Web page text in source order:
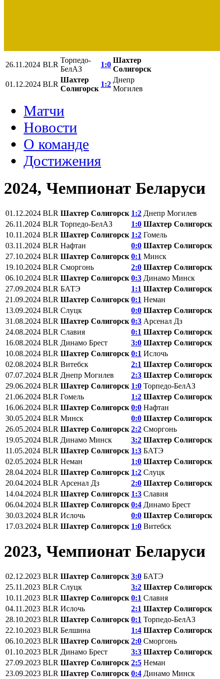
26.11.2024 BLR
Торпедо-
БелАЗ
1:0
Шахтер
Солигорск
01.12.2024 BLR
Шахтер
Солигорск
1:2
Днепр
Могилев
Матчи
Новости
О команде
Достижения
2024, Чемпионат Беларуси
01.12.2024 BLR Шахтер Солигорск 1:2 Днепр Могилев
26.11.2024 BLR Торпедо-БелАЗ 1:0 Шахтер Солигорск
10.11.2024 BLR Шахтер Солигорск 1:2 Гомель
03.11.2024 BLR Нафтан 0:0 Шахтер Солигорск
27.10.2024 BLR Шахтер Солигорск 0:1 Минск
19.10.2024 BLR Сморгонь 2:0 Шахтер Солигорск
06.10.2024 BLR Шахтер Солигорск 0:3 Динамо Минск
27.09.2024 BLR БАТЭ 1:1 Шахтер Солигорск
21.09.2024 BLR Шахтер Солигорск 0:1 Неман
13.09.2024 BLR Слуцк 0:0 Шахтер Солигорск
31.08.2024 BLR Шахтер Солигорск 0:3 Арсенал Дз
24.08.2024 BLR Славия 0:1 Шахтер Солигорск
16.08.2024 BLR Динамо Брест 3:0 Шахтер Солигорск
10.08.2024 BLR Шахтер Солигорск 0:1 Ислочь
02.08.2024 BLR Витебск 2:1 Шахтер Солигорск
07.07.2024 BLR Днепр Могилев 2:3 Шахтер Солигорск
29.06.2024 BLR Шахтер Солигорск 1:0 Торпедо-БелАЗ
21.06.2024 BLR Гомель 1:2 Шахтер Солигорск
16.06.2024 BLR Шахтер Солигорск 0:0 Нафтан
30.05.2024 BLR Минск 0:0 Шахтер Солигорск
26.05.2024 BLR Шахтер Солигорск 2:2 Сморгонь
19.05.2024 BLR Динамо Минск 3:2 Шахтер Солигорск
11.05.2024 BLR Шахтер Солигорск 1:3 БАТЭ
02.05.2024 BLR Неман 1:0 Шахтер Солигорск
28.04.2024 BLR Шахтер Солигорск 1:2 Слуцк
20.04.2024 BLR Арсенал Дз 2:0 Шахтер Солигорск
14.04.2024 BLR Шахтер Солигорск 1:3 Славия
06.04.2024 BLR Шахтер Солигорск 0:4 Динамо Брест
30.03.2024 BLR Ислочь 0:0 Шахтер Солигорск
17.03.2024 BLR Шахтер Солигорск 1:0 Витебск
2023, Чемпионат Беларуси
02.12.2023 BLR Шахтер Солигорск 3:0 БАТЭ
25.11.2023 BLR Слуцк 3:2 Шахтер Солигорск
10.11.2023 BLR Шахтер Солигорск 0:1 Славия
04.11.2023 BLR Ислочь 2:1 Шахтер Солигорск
28.10.2023 BLR Шахтер Солигорск 0:1 Торпедо-БелАЗ
22.10.2023 BLR Белшина 1:4 Шахтер Солигорск
06.10.2023 BLR Шахтер Солигорск 2:0 Сморгонь
01.10.2023 BLR Динамо Брест 3:3 Шахтер Солигорск
27.09.2023 BLR Шахтер Солигорск 2:5 Неман
23.09.2023 BLR Шахтер Солигорск 0:4 Динамо Минск